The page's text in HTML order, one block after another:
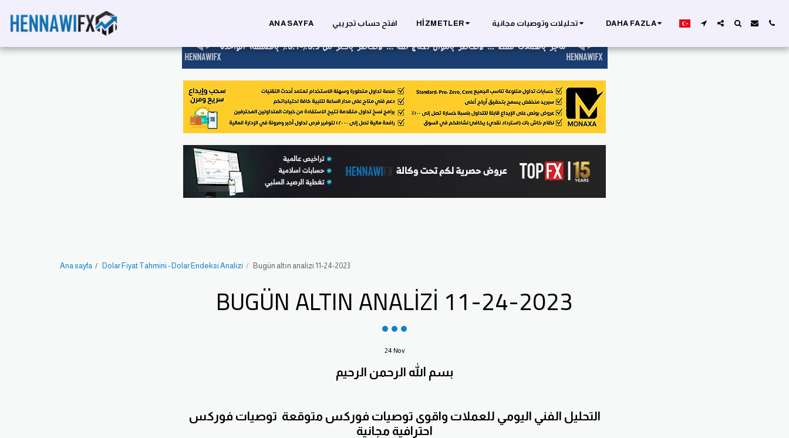
ANA SAYFA افتح حساب تجريبي HIZMETLER تحليلات وتوصيات مجانية DAHA FAZLA
Ana sayfa Dolar Fiyat Tahmini - Dolar Endeksi Analizi Bugün altın analizi 11-24-2023
BUGÜN ALTIN ANALIZI 11-24-2023
24 Nov
بسم الله الرحمن الرحيم
التحليل الفني اليومي للعملات واقوى توصيات فوركس متوقعة توصيات فوركس
احترافية مجانية